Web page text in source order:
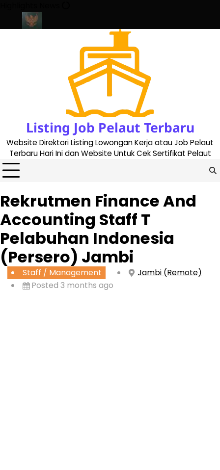
content
Listing Job Pelaut Terbaru
Website Direktori Listing Lowongan Kerja atau Job Pelaut
Terbaru Hari Ini dan Website Untuk Cek Sertifikat Pelaut
Rekrutmen Finance And
Accounting Staff T
Pelabuhan Indonesia
(Persero) Jambi
Staff / Management
Jambi (Remote)
Posted 3 months ago